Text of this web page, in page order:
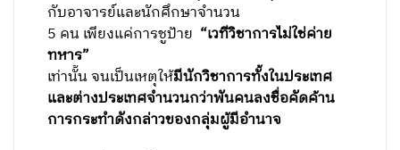
กับอาจารย์และนักศึกษาจำนวน
5 คน เพียงแค่การชูป้าย “เวทีวิชาการไม่ใช่ค่าย
ทหาร”
เท่านั้น จนเป็นเหตุให้มีนักวิชาการทั้งในประเทศ
และต่างประเทศจำนวนกว่าพันคนลงชื่อคัดค้าน
การกระทำดังกล่าวของกลุ่มผู้มีอำนาจ